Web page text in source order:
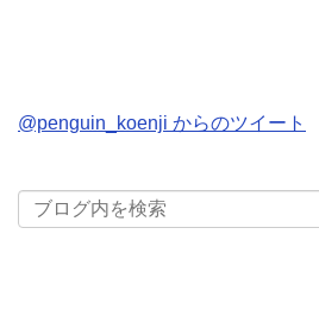
@penguin_koenji からのツイート